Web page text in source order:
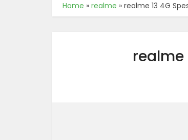
Home » realme » realme 13 4G
realme